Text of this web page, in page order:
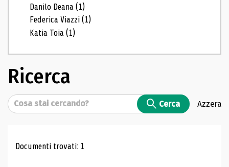
Danilo Deana(1)
Federica Viazzi(1)
Katia Toia(1)
Ricerca
Cerca Cerca Azzera
Risultati di ricerca
Documenti trovati: 1